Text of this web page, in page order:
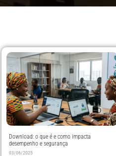
Download: o que é e como impacta
desempenho e segurança
03/06/2025